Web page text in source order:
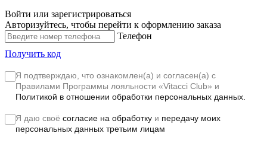
Войти или зарегистрироваться
Авторизуйтесь, чтобы перейти к оформлению заказа
Телефон
Получить код
Я подтверждаю, что ознакомлен(а) и согласен(а) с
Правилами Программы лояльности «Vitacci Club» и
Политикой в отношении обработки персональных данных.
Я даю своё согласие на обработку и передачу моих
персональных данных третьим лицам